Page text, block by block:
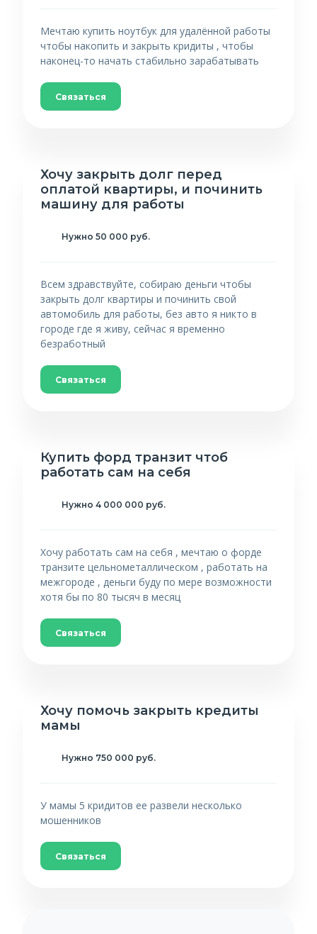
Мечтаю купить ноутбук для удалённой работы
чтобы накопить и закрыть кридиты , чтобы
наконец-то начать стабильно зарабатывать
Связаться
Хочу закрыть долг перед
оплатой квартиры, и починить
машину для работы
Нужно 50 000 руб.
Всем здравствуйте, собираю деньги чтобы
закрыть долг квартиры и починить свой
автомобиль для работы, без авто я никто в
городе где я живу, сейчас я временно
безработный
Связаться
Купить форд транзит чтоб
работать сам на себя
Нужно 4 000 000 руб.
Хочу работать сам на себя , мечтаю о форде
транзите цельнометаллическом , работать на
межгороде , деньги буду по мере возможности
хотя бы по 80 тысяч в месяц
Связаться
Хочу помочь закрыть кредиты
мамы
Нужно 750 000 руб.
У мамы 5 кридитов ее развели несколько
мошенников
Связаться